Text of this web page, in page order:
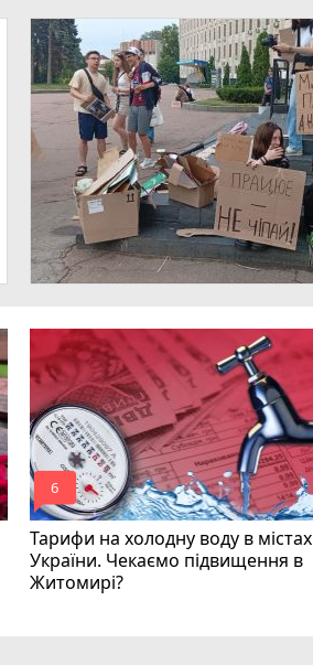
Тарифи на холодну воду в містах
України. Чекаємо підвищення в
Житомирі?
mode_comment
6